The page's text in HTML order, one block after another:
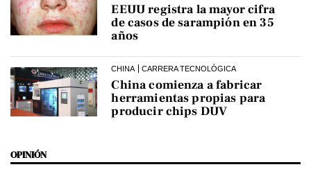
EEUU registra la mayor cifra
de casos de sarampión en 35
años
CHINA CARRERA TECNOLÓGICA
China comienza a fabricar
herramientas propias para
producir chips DUV
OPINIÓN